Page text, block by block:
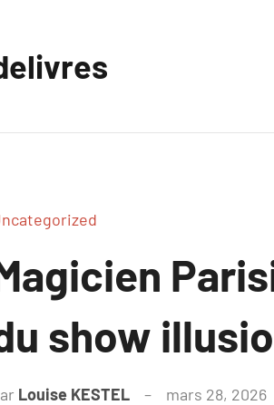
show
Louise KESTEL mars 28, 2026